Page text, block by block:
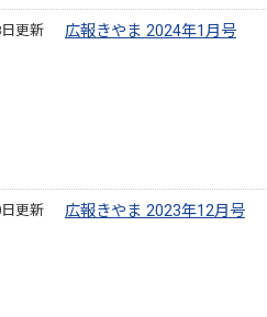
更新 広報きやま 2024年1月号
更新 広報きやま 2023年12月号